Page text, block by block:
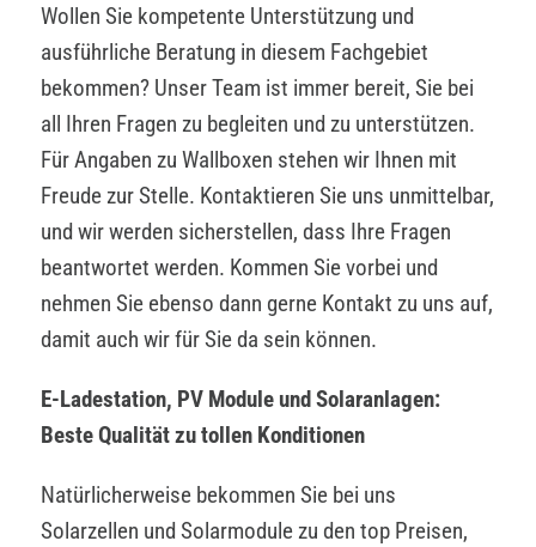
Wollen Sie kompetente Unterstützung und
ausführliche Beratung in diesem Fachgebiet
bekommen? Unser Team ist immer bereit, Sie bei
all Ihren Fragen zu begleiten und zu unterstützen.
Für Angaben zu Wallboxen stehen wir Ihnen mit
Freude zur Stelle. Kontaktieren Sie uns unmittelbar,
und wir werden sicherstellen, dass Ihre Fragen
beantwortet werden. Kommen Sie vorbei und
nehmen Sie ebenso dann gerne Kontakt zu uns auf,
damit auch wir für Sie da sein können.
E-Ladestation, PV Module und Solaranlagen:
Beste Qualität zu tollen Konditionen
Natürlicherweise bekommen Sie bei uns
Solarzellen und Solarmodule zu den top Preisen,